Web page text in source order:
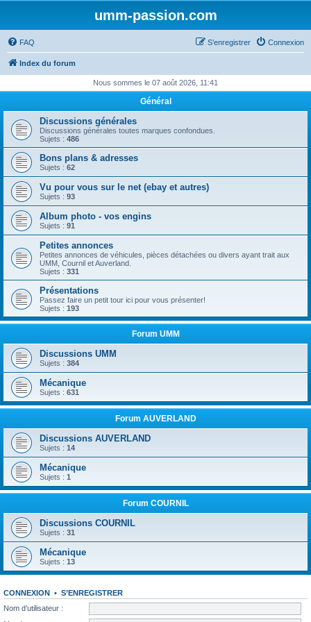
umm-passion.com
FAQ Connexion
S’enregistrer
Index du forum
Nous sommes le 07 août 2026, 11:41
Général
Discussions générales
Discussions générales toutes marques confondues.
Sujets : 486
Bons plans & adresses
Sujets : 62
Vu pour vous sur le net (ebay et autres)
Sujets : 93
Album photo - vos engins
Sujets : 91
Petites annonces
Petites annonces de véhicules, pièces détachées ou divers ayant trait aux
UMM, Cournil et Auverland.
Sujets : 331
Présentations
Passez faire un petit tour ici pour vous présenter!
Sujets : 193
Forum UMM
Discussions UMM
Sujets : 384
Mécanique
Sujets : 631
Forum AUVERLAND
Discussions AUVERLAND
Sujets : 14
Mécanique
Sujets : 1
Forum COURNIL
Discussions COURNIL
Sujets : 31
Mécanique
Sujets : 13
CONNEXION • S’ENREGISTRER
Nom d’utilisateur :